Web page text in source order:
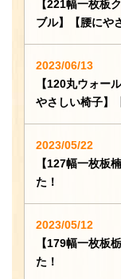
【221幅一枚板
ブル】【腰にや
2023/06/13
【120丸ウォー
やさしい椅子】
2023/05/22
【127幅一枚板
た！
2023/05/12
【179幅一枚板
た！